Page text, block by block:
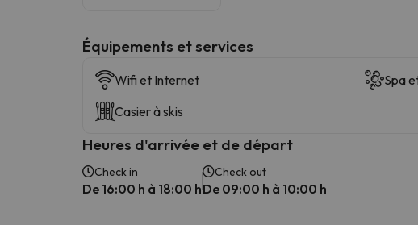
​Équipements et services
Wifi et Internet
Spa
Casier à skis
Heures d'arrivée et de départ
Check in
De 16:00 h à 18:00 h
Check out
De 09:00 h à 10:00 h